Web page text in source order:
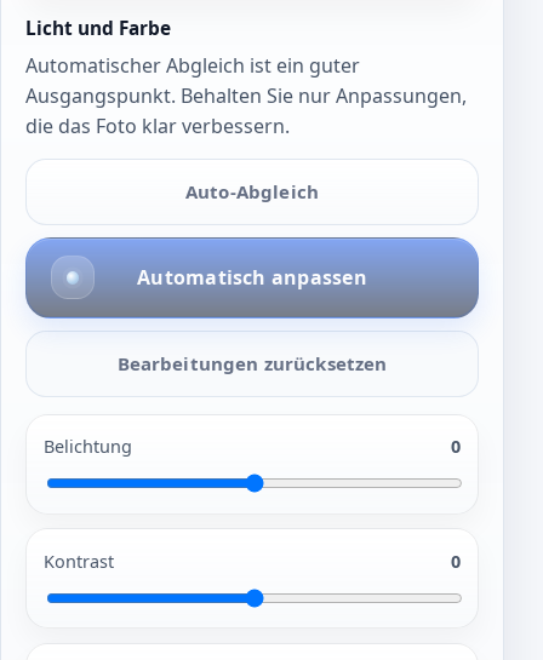
Licht und Farbe
Automatischer Abgleich ist ein guter
Ausgangspunkt. Behalten Sie nur Anpassungen,
die das Foto klar verbessern.
Auto-Abgleich
Automatisch anpassen
Bearbeitungen zurücksetzen
Belichtung 0
Kontrast 0